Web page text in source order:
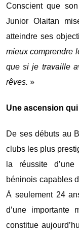
Conscient que
Junior Olaitan
atteindre ses
mieux comprendre
que si je travaille
rêves. »
Une ascension
De ses débuts au
clubs les plus
la réussite
béninois capables
À seulement 24
d’une importante
constitue